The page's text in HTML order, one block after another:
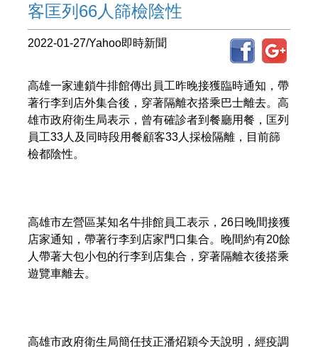
客匡列66人篩檢陰性
2022-01-27/Yahoo即時新聞
高雄一家連鎖牛排館傳出員工昨晚接獲臨時通知，帶
著行李到店外集合後，穿著隔離衣搭乘巴士離去。高
雄市政府衛生局表示，曾有確診者到餐廳用餐，匡列
員工33人及同時段用餐顧客33人採檢隔離，目前篩
檢都陰性。
高雄市左營區某知名牛排館員工表示，26日晚間接獲
店家通知，帶著行李到店家門口集合。晚間約有20餘
人帶著大包小包的行李到店集合，穿著隔離衣後搭乘
遊覽車離去。
高雄市政府衛生局簡任技正潘炤穎今天說明，經疫調